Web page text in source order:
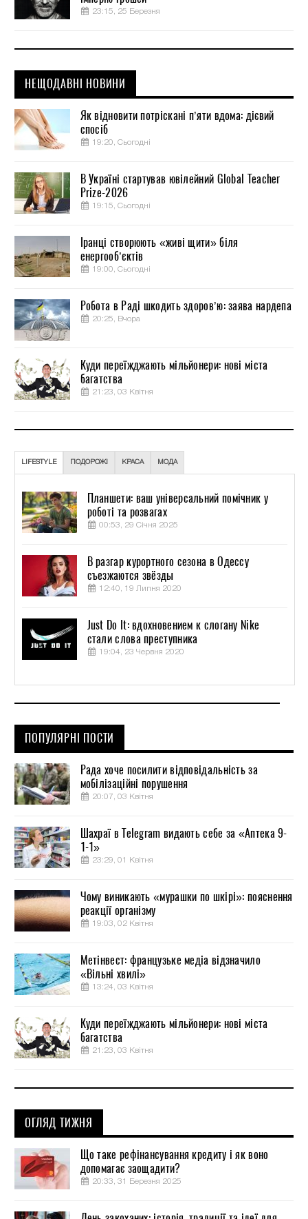
23:15, 25 Березня
НЕЩОДАВНІ НОВИНИ
Як відновити потріскані п’яти вдома: дієвий
спосіб
19:20, Сьогодні
В Україні стартував ювілейний Global Teacher
Prize-2026
19:15, Сьогодні
Іранці створюють «живі щити» біля
енергооб’єктів
19:00, Сьогодні
Робота в Раді шкодить здоров’ю: заява нардепа
20:25, Вчора
Куди переїжджають мільйонери: нові міста
багатства
21:23, 03 Квітня
LIFESTYLE ПОДОРОЖІ КРАСА МОДА
Планшети: ваш універсальний помічник у
роботі та розвагах
00:53, 29 Січня 2025
В разгар курортного сезона в Одессу
съезжаются звёзды
12:40, 19 Липня 2020
Just Do It: вдохновением к слогану Nike
стали слова преступника
19:04, 23 Червня 2020
ПОПУЛЯРНІ ПОСТИ
Рада хоче посилити відповідальність за
мобілізаційні порушення
20:07, 03 Квітня
Шахраї в Telegram видають себе за «Аптека 9-
1-1»
23:29, 01 Квітня
Чому виникають «мурашки по шкірі»: пояснення
реакції організму
19:03, 02 Квітня
Метінвест: французьке медіа відзначило
«Вільні хвилі»
13:24, 03 Квітня
Куди переїжджають мільйонери: нові міста
багатства
21:23, 03 Квітня
ОГЛЯД ТИЖНЯ
Що таке рефінансування кредиту і як воно
допомагає заощадити?
20:33, 31 Березня 2025